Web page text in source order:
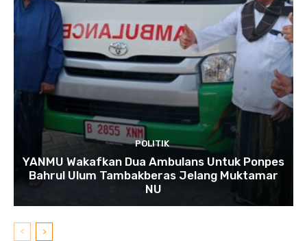
POLITIK
YANMU Wakafkan Dua Ambulans Untuk Ponpes
Bahrul Ulum Tambakberas Jelang Muktamar
NU